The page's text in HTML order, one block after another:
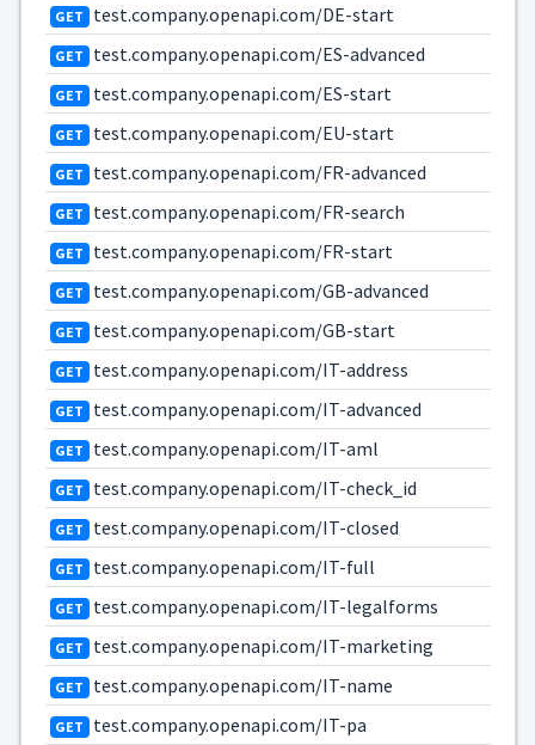
GET test.company.openapi.com/DE-start
GET test.company.openapi.com/ES-advanced
GET test.company.openapi.com/ES-start
GET test.company.openapi.com/EU-start
GET test.company.openapi.com/FR-advanced
GET test.company.openapi.com/FR-search
GET test.company.openapi.com/FR-start
GET test.company.openapi.com/GB-advanced
GET test.company.openapi.com/GB-start
GET test.company.openapi.com/IT-address
GET test.company.openapi.com/IT-advanced
GET test.company.openapi.com/IT-aml
GET test.company.openapi.com/IT-check_id
GET test.company.openapi.com/IT-closed
GET test.company.openapi.com/IT-full
GET test.company.openapi.com/IT-legalforms
GET test.company.openapi.com/IT-marketing
GET test.company.openapi.com/IT-name
GET test.company.openapi.com/IT-pa